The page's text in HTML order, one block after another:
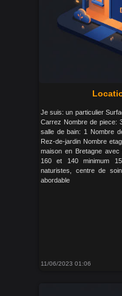
Je suis: un particulier
Carrez Nombre de piece:
salle de bain: 1 Nombre
Rez-de-jardin Nombre
maison en Bretagne
160 et 140 minimum
naturistes, centre de
abordable
11/06/2023 01:06